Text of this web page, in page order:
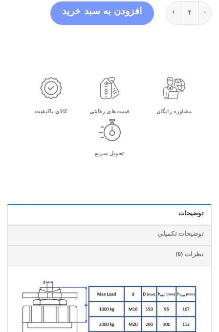
پایه تراز پنج پر (C0108) عدد افزودن به سبد خرید
مشاوره رایگان قیمت‌های رقابتی کالای باکیفیت
تحویل سریع
توضیحات
توضیحات تکمیلی
نظرات (0)